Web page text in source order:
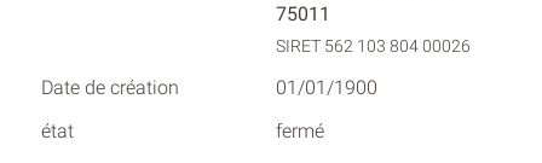
75011
SIRET 562 103 804 00026
01/01/1900
fermé